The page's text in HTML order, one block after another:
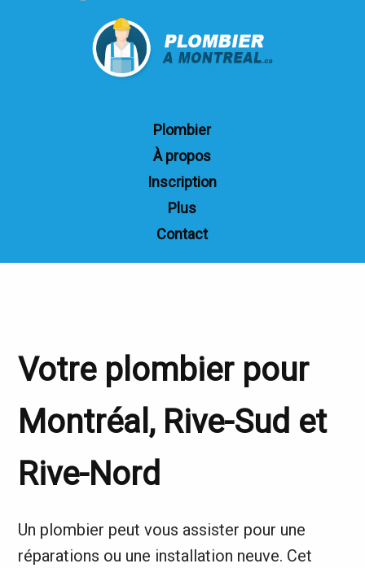
Plombier
À propos
Inscription
Plus
Contact
Votre plombier pour
Montréal, Rive-Sud et
Rive-Nord
Un plombier peut vous assister pour une
réparations ou une installation neuve. Cet